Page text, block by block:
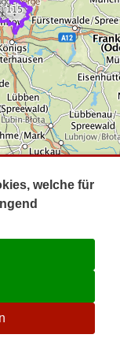
☉
welche für